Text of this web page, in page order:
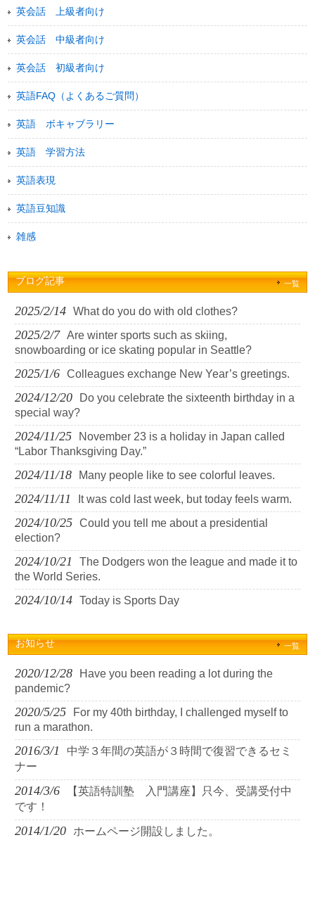
英会話 上級者向け
英会話 中級者向け
英会話 初級者向け
英語FAQ（よくあるご質問）
英語 ボキャブラリー
英語 学習方法
英語表現
英語豆知識
雑感
ブログ記事 一覧
2025/2/14 What do you do with old clothes?
2025/2/7 Are winter sports such as skiing,
snowboarding or ice skating popular in Seattle?
2025/1/6 Colleagues exchange New Year’s greetings.
2024/12/20
Do you celebrate the sixteenth birthday in a
special way?
2024/11/25
November 23 is a holiday in Japan called
“Labor Thanksgiving Day.”
2024/11/18 Many people like to see colorful leaves.
2024/11/11 It was cold last week, but today feels warm.
2024/10/25
Could you tell me about a presidential
election?
2024/10/21
The Dodgers won the league and made it to
the World Series.
2024/10/14 Today is Sports Day
お知らせ 一覧
2020/12/28
Have you been reading a lot during the
pandemic?
2020/5/25
For my 40th birthday, I challenged myself to
run a marathon.
2016/3/1
中学３年間の英語が３時間で復習できるセミ
ナー
2014/3/6
【英語特訓塾 入門講座】只今、受講受付中
です！
2014/1/20 ホームページ開設しました。